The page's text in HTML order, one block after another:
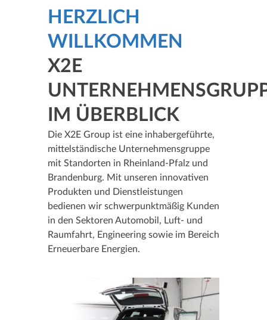
HERZLICH
WILLKOMMEN
X2E
IM ÜBERBLICK
Die X2E Group ist eine inhabergeführte,
mittelständische Unternehmensgruppe
mit Standorten in Rheinland-Pfalz und
Brandenburg. Mit unseren innovativen
Produkten und Dienstleistungen
bedienen wir schwerpunktmäßig Kunden
in den Sektoren Automobil, Luft- und
Raumfahrt, Engineering sowie im Bereich
Erneuerbare Energien.